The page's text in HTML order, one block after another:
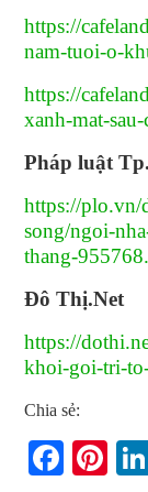
https://
nam-tuoi-o-
https://
xanh-mat-
Pháp luật
https://plo.vn/
song/ngoi-
thang-
Đô Thị.Net
https://
khoi-goi-tri-
Chia sẻ: